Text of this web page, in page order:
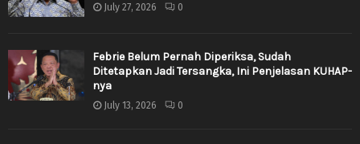
July 27, 2026 0
Febrie Belum Pernah Diperiksa, Sudah
Ditetapkan Jadi Tersangka, Ini Penjelasan KUHAP-
nya
July 13, 2026 0